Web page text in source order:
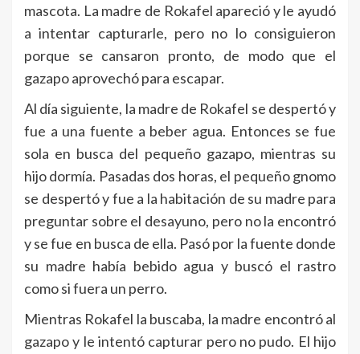
mascota. La madre de Rokafel apareció y le ayudó
a intentar capturarle, pero no lo consiguieron
porque se cansaron pronto, de modo que el
gazapo aprovechó para escapar.
Al día siguiente, la madre de Rokafel se despertó y
fue a una fuente a beber agua. Entonces se fue
sola en busca del pequeño gazapo, mientras su
hijo dormía. Pasadas dos horas, el pequeño gnomo
se despertó y fue a la habitación de su madre para
preguntar sobre el desayuno, pero no la encontró
y se fue en busca de ella. Pasó por la fuente donde
su madre había bebido agua y buscó el rastro
como si fuera un perro.
Mientras Rokafel la buscaba, la madre encontró al
gazapo y le intentó capturar pero no pudo. El hijo